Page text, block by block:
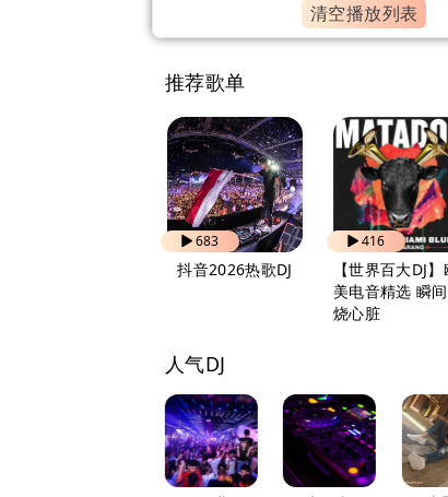
清空播放列表
推荐歌单
683
抖音2026热歌DJ
416
【世界百大DJ】
美电音精选 瞬
烧心脏
人气DJ